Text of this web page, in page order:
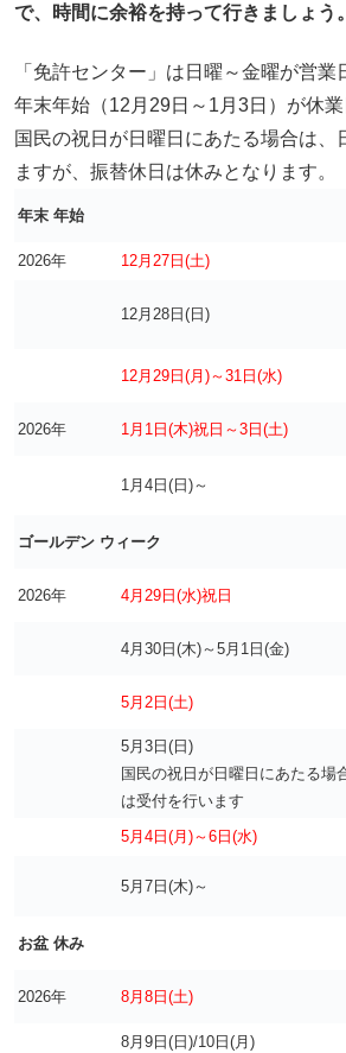
で、時間に余裕を持って行きましょう。
「免許センター」は日曜～金曜が営業
年末年始（12月29日～1月3日）が休業
国民の祝日が日曜日にあたる場合は、
ますが、振替休日は休みとなります。
年末 年始
2026年 12月27日(土)
12月28日(日)
12月29日(月)～31日(水)
2026年 1月1日(木)祝日～3日(土)
1月4日(日)～
ゴールデン ウィーク
2026年 4月29日(水)祝日
4月30日(木)～5月1日(金)
5月2日(土)
5月3日(日)
国民の祝日が日曜日にあたる場
は受付を行います
5月4日(月)～6日(水)
5月7日(木)～
お盆 休み
2026年 8月8日(土)
8月9日(日)/10日(月)